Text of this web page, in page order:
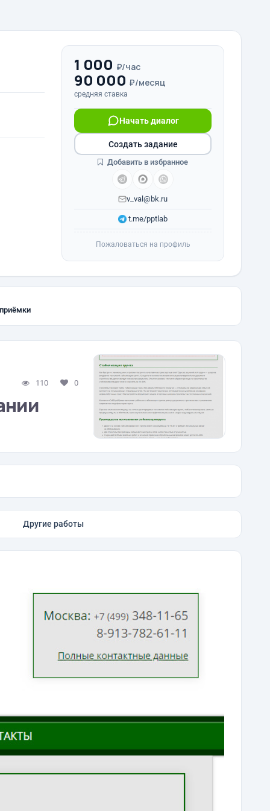
1 000 ₽/час
90 000 ₽/месяц
средняя ставка
Начать диалог
v_val@bk.ru
t.me/pptlab
Создать задание
Добавить в избранное
Пожаловаться на профиль
110 0
Другие работы